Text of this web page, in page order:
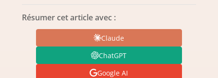
Résumer cet article avec :
Claude
ChatGPT
Google AI